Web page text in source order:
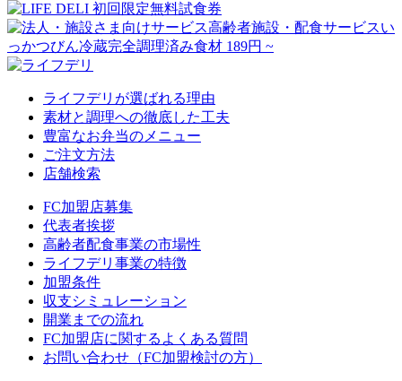
ライフデリが選ばれる理由
素材と調理への徹底した工夫
豊富なお弁当のメニュー
ご注文方法
店舗検索
FC加盟店募集
代表者挨拶
高齢者配食事業の市場性
ライフデリ事業の特徴
加盟条件
収支シミュレーション
開業までの流れ
FC加盟店に関するよくある質問
お問い合わせ（FC加盟検討の方）